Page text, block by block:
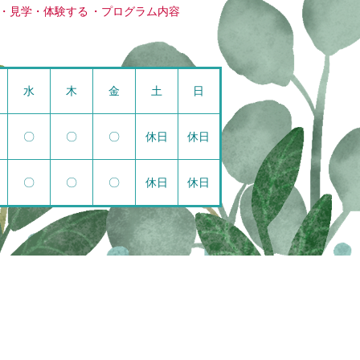
見学・体験する プログラム内容
水 木 金 土 日
〇 〇 〇 休日 休日
〇 〇 〇 休日 休日